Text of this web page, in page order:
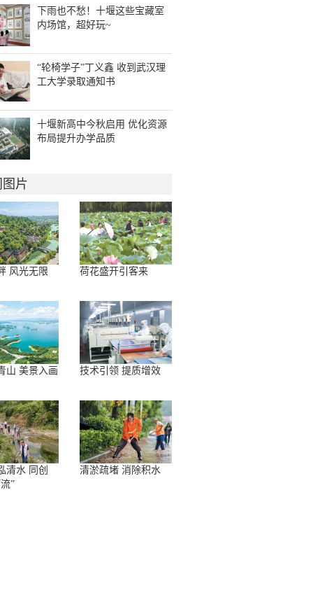
下雨也不愁！十堰这些宝藏室
内场馆，超好玩~
“轮椅学子”丁义鑫 收到武汉理
工大学录取通知书
十堰新高中今秋启用 优化资源
布局提升办学品质
片
风光无限 荷花盛开引客来
山 美景入画 技术引领 提质增效
清水 同创
”
清淤疏堵 消除积水